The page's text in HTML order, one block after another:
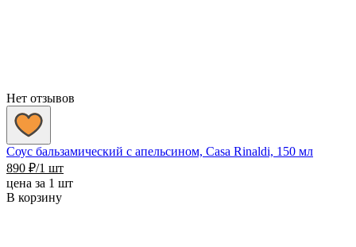
Нет отзывов
Соус бальзамический с апельсином, Casa Rinaldi, 150 мл
890 ₽/1 шт
цена за 1 шт
В корзину